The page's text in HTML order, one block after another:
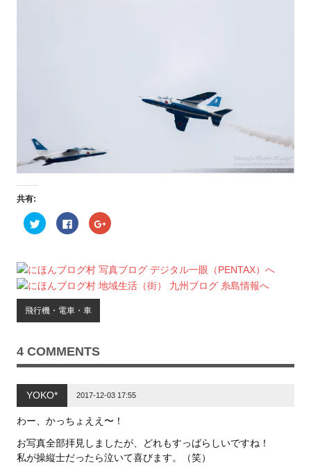
共有:
ク
リ
T
i
t
e
r
有
(
新
し
ウ
ィ
ウ
で
開
き
ま
す
F
a
o
で
す
る
ク
リ
ッ
ク
く
い
新
し
い
ウ
ク
リ
て
G
o
o
新
し
ィ
ウ
開
き
ま
す
飛行機・電車・車
4 COMMENTS
YOKO* 2017-12-03 17:55
わー、かっちょええ〜！
お写真全部拝見しましたが、どれもすっばらしいですね！
私が操縦士だったら泣いて喜びます。（笑）